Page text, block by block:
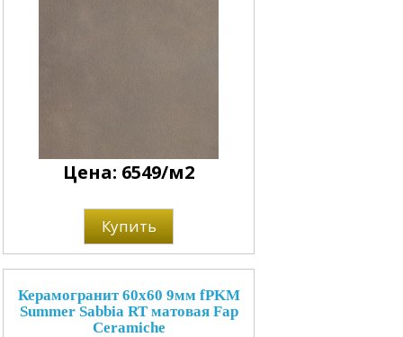
Цена: 6549/м2
Купить
Керамогранит 60x60 9мм fPKM
Summer Sabbia RT матовая Fap
Ceramiche